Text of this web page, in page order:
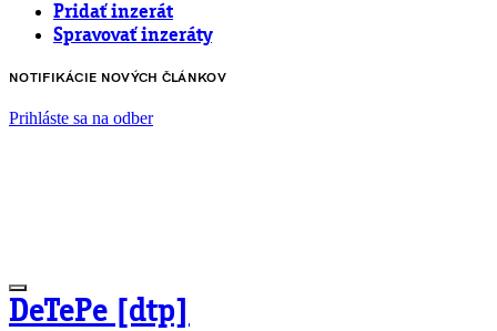
Pridať inzerát
Spravovať inzeráty
NOTIFIKÁCIE NOVÝCH ČLÁNKOV
Prihláste sa na odber
DeTePe [dtp]